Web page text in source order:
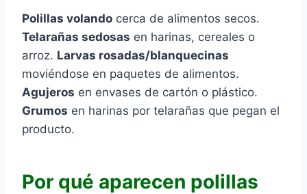
Polillas volando cerca de alimentos secos.
Telarañas sedosas en harinas, cereales o
arroz. Larvas rosadas/blanquecinas
moviéndose en paquetes de alimentos.
Agujeros en envases de cartón o plástico.
Grumos en harinas por telarañas que pegan el
producto.
Por qué aparecen polillas